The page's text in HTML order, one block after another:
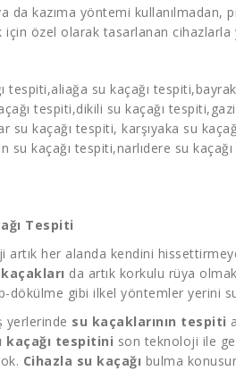
da kazıma yöntemi kullanılmadan,
için özel olarak tasarlanan cihazlarla
tespiti,aliağa su kaçağı tespiti
tespiti,dikili su kaçağı tespiti
su kaçağı tespiti, karşıyaka su
su kaçağı tespiti,narlıdere su
Tespiti
artık her alanda kendini
da artık korkulu rüya
dökülme gibi ilkel yöntemler yerini
yerlerinde su kaçaklarının tespiti
kaçağı tespitini son teknoloji ile
Cihazla su kaçağı bulma